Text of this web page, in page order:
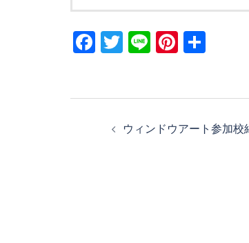
Facebook
TwitterLinePinterest
ウィンドウアート参加校